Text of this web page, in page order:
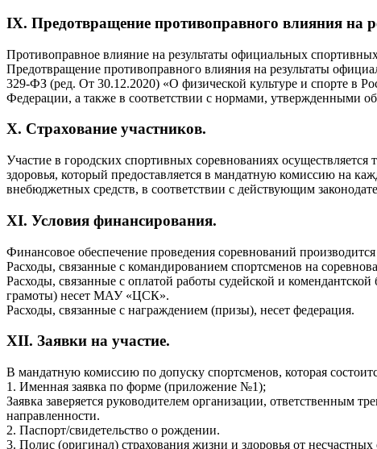
IX. Предотвращение противоправного влияния на
Противоправное влияние на результаты официальных
Предотвращение противоправного влияния на результаты
329-ФЗ (ред. От 30.12.2020) «О физической культуре и спорте в
Федерации, а также в соответствии с нормами, утвержденными
X. Страхование участников.
Участие в городских спортивных соревнованиях
здоровья, который предоставляется в мандатную комиссию на
внебюджетных средств, в соответствии с действующим
XI. Условия финансирования.
Финансовое обеспечение проведения соревнований
Расходы, связанные с командированием спортсменов на
Расходы, связанные с оплатой работы судейской и
грамоты) несет МАУ «ЦСК».
Расходы, связанные с награждением (призы), несет федерация.
XII. Заявки на участие.
В мандатную комиссию по допуску спортсменов, которая
1. Именная заявка по форме (приложение №1);
Заявка заверяется руководителем организации, ответственным
направленности.
2. Паспорт/свидетельство о рождении.
3. Полис (оригинал) страхования жизни и здоровья от